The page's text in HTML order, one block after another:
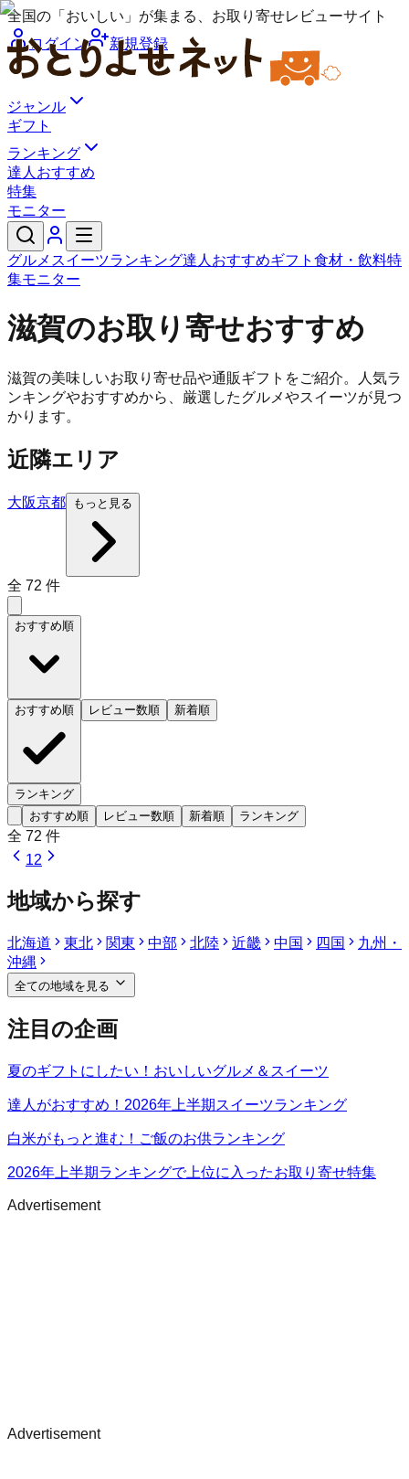
全国の「おいしい」が集まる、お取り寄せレビューサイト
ログイン
新規登録
ジャンル
ギフト
ランキング
達人おすすめ
特集
モニター
グルメ スイーツランキング達人おすすめギフト 食材・飲料特
集モニター
滋賀のお取り寄せおすすめ
滋賀の美味しいお取り寄せ品や通販ギフトをご紹介。人気ラ
ンキングやおすすめから、厳選したグルメやスイーツが見つ
かります。
近隣エリア
大阪京都 もっと見る
全 72 件
おすすめ順
おすすめ順 レビュー数順 新着順
ランキング
おすすめ順
レビュー数順 新着順 ランキング
全 72 件
12
地域から探す
北海道 東北 関東 中部 北陸 近畿 中国 四国
九州・
沖縄
全ての地域を見る
注目の企画
夏のギフトにしたい！おいしいグルメ＆スイーツ
達人がおすすめ！2026年上半期スイーツランキング
白米がもっと進む！ご飯のお供ランキング
2026年上半期ランキングで上位に入ったお取り寄せ特集
Advertisement
Advertisement